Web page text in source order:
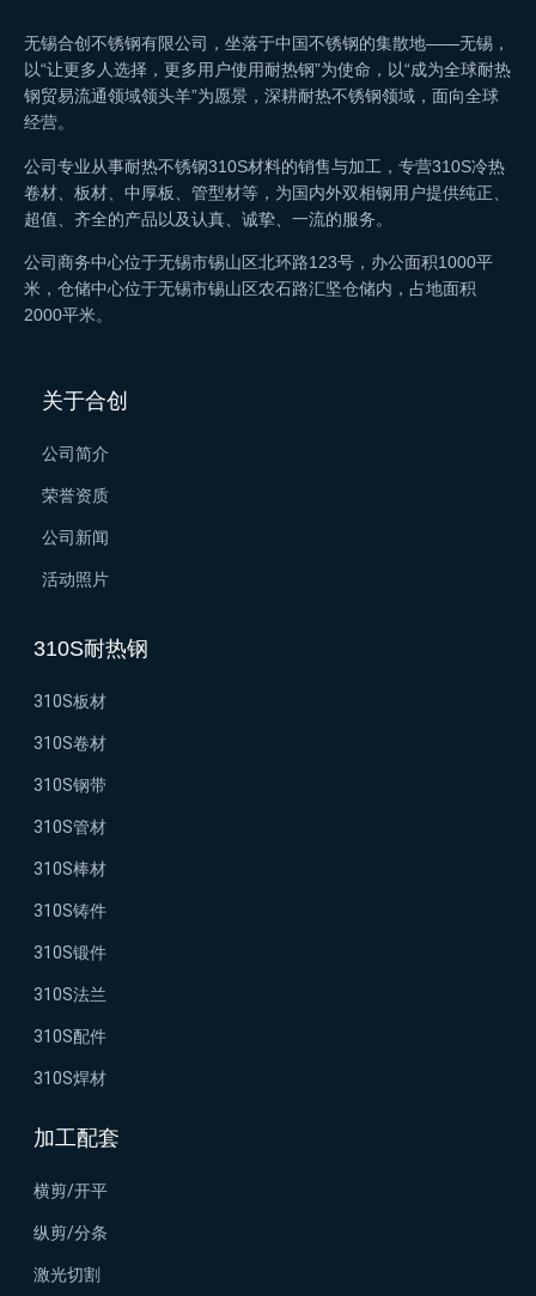
无锡合创不锈钢有限公司，坐落于中国不锈钢的集散地——无锡，
以“让更多人选择，更多用户使用耐热钢”为使命，以“成为全球耐热
钢贸易流通领域领头羊”为愿景，深耕耐热不锈钢领域，面向全球
经营。
公司专业从事耐热不锈钢310S材料的销售与加工，专营310S冷热
卷材、板材、中厚板、管型材等，为国内外双相钢用户提供纯正、
超值、齐全的产品以及认真、诚挚、一流的服务。
公司商务中心位于无锡市锡山区北环路123号，办公面积1000平
米，仓储中心位于无锡市锡山区农石路汇坚仓储内，占地面积
2000平米。
关于合创
公司简介
荣誉资质
公司新闻
活动照片
310S耐热钢
310S板材
310S卷材
310S钢带
310S管材
310S棒材
310S铸件
310S锻件
310S法兰
310S配件
310S焊材
加工配套
横剪/开平
纵剪/分条
激光切割